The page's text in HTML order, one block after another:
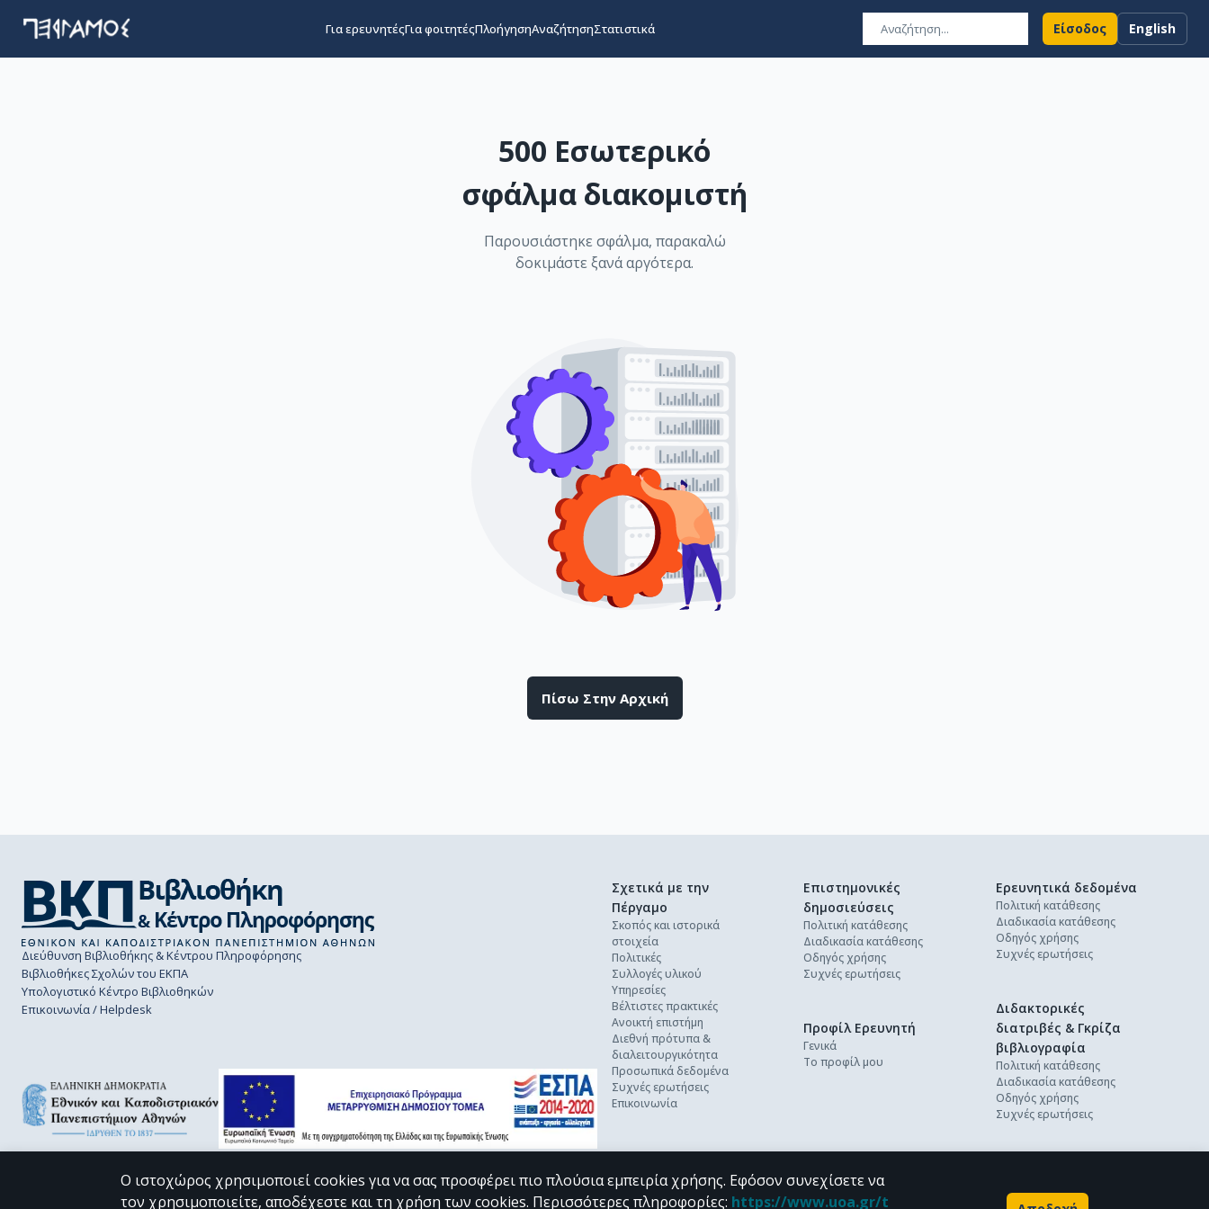
Για ερευνητέςΓια φοιτητέςΠλοήγησηΑναζήτησηΣτατιστικά Είσοδος English
500 Εσωτερικό
σφάλμα διακομιστή
Παρουσιάστηκε σφάλμα, παρακαλώ
δοκιμάστε ξανά αργότερα.
Πίσω Στην Αρχική
Διεύθυνση Βιβλιοθήκης & Κέντρου Πληροφόρησης
Βιβλιοθήκες Σχολών του ΕΚΠΑ
Υπολογιστικό Κέντρο Βιβλιοθηκών
Επικοινωνία / Helpdesk
Σχετικά με την
Πέργαμο
Σκοπός και ιστορικά
στοιχεία
Πολιτικές
Συλλογές υλικού
Υπηρεσίες
Βέλτιστες πρακτικές
Ανοικτή επιστήμη
Διεθνή πρότυπα &
διαλειτουργικότητα
Προσωπικά δεδομένα
Συχνές ερωτήσεις
Επικοινωνία
Επιστημονικές
δημοσιεύσεις
Πολιτική κατάθεσης
Διαδικασία κατάθεσης
Οδηγός χρήσης
Συχνές ερωτήσεις
Ερευνητικά δεδομένα
Πολιτική κατάθεσης
Διαδικασία κατάθεσης
Οδηγός χρήσης
Συχνές ερωτήσεις
Διδακτορικές
διατριβές & Γκρίζα
βιβλιογραφία
Πολιτική κατάθεσης
Διαδικασία κατάθεσης
Οδηγός χρήσης
Συχνές ερωτήσεις
Προφίλ Ερευνητή
Γενικά
Το προφίλ μου
Ο ιστοχώρος χρησιμοποιεί cookies για να σας προσφέρει πιο πλούσια εμπειρία χρήσης. Εφόσον συνεχίσετε να
τον χρησιμοποιείτε, αποδέχεστε και τη χρήση των cookies. Περισσότερες πληροφορίες: https://www.uoa.gr/t